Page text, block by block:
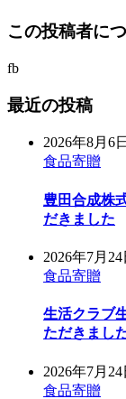
この投稿者に
fb
最近の投稿
2026年8月6日
食品寄贈
豊田合成株
だきました
2026年7月24
食品寄贈
生活クラブ
ただきました
2026年7月24
食品寄贈